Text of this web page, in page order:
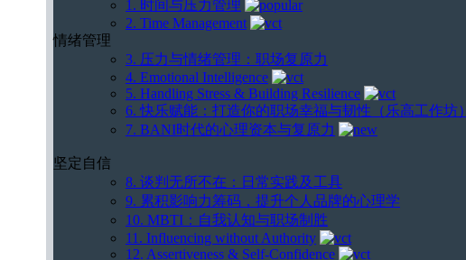
1. 时间与压力管理
2. Time Management
情绪管理
3. 压力与情绪管理：职场复原力
4. Emotional Intelligence
5. Handling Stress & Building Resilience
6. 快乐赋能：打造你的职场幸福与韧性（乐高工作坊）
7. BANI时代的心理资本与复原力
坚定自信
8. 谈判无所不在：日常实践及工具
9. 累积影响力筹码，提升个人品牌的心理学
10. MBTI：自我认知与职场制胜
11. Influencing without Authority
12. Assertiveness & Self-Confidence